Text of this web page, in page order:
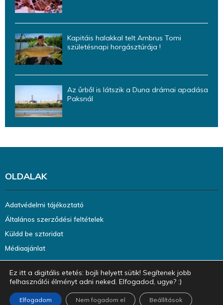
Kapitáis halakkal telt Ambrus Tomi
születésnapi horgásztúrája !
Az űrből is látszik a Duna drámai apadása
Paksnál
OLDALAK
Adatvédelmi tájékoztató
Általános szerződési feltételek
Küldd be sztoridat
Médiaajánlat
Ez itt a digitális etetés: bojli helyett sütik! Segítenek jobb
felhasználói élményt adni neked. Elfogadod, ugye? :)
Elfogadom Nem fogadom el Beállítások